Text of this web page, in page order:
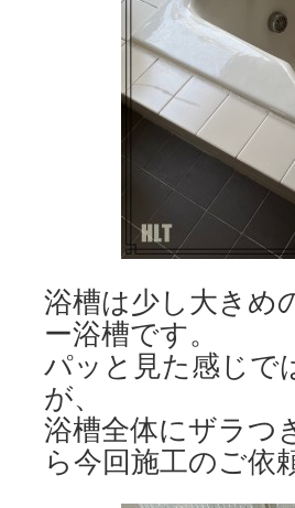
浴槽は少し大きめ
ー浴槽です。
パッと見た感じで
が、
浴槽全体にザラつ
ら今回施工のご依